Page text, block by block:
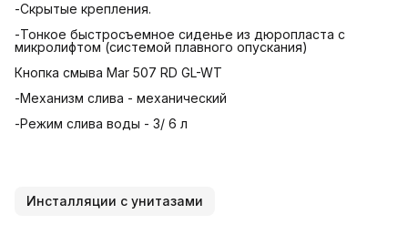
-Скрытые крепления.
-Тонкое быстросъемное сиденье из дюропласта с
микролифтом (системой плавного опускания)
Кнопка смыва Mar 507 RD GL-WT
-Механизм слива - механический
-Режим слива воды - 3/ 6 л
Инсталляции с унитазами